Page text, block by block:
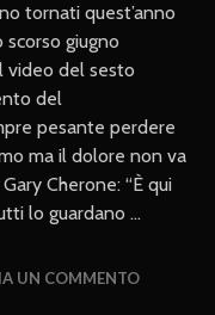
tornati quest’anno
giugno
video del sesto
del
pesante perdere
ma il dolore non va
Cherone: “È qui
lo guardano …
UN COMMENTO